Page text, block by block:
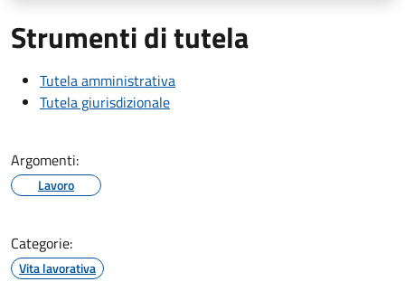
Strumenti di tutela
Tutela amministrativa
Tutela giurisdizionale
Argomenti:
Lavoro
Categorie:
Vita lavorativa